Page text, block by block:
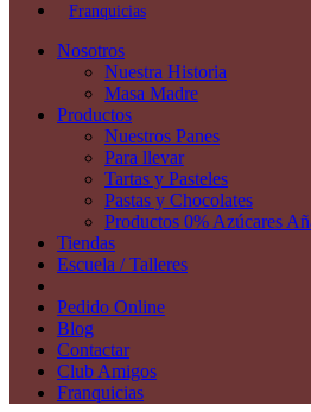
Franquicias
Nosotros
Nuestra Historia
Masa Madre
Productos
Nuestros Panes
Para llevar
Tartas y Pasteles
Pastas y Chocolates
Productos 0% Azúcares
Tiendas
Escuela / Talleres
Pedido Online
Blog
Contactar
Club Amigos
Franquicias